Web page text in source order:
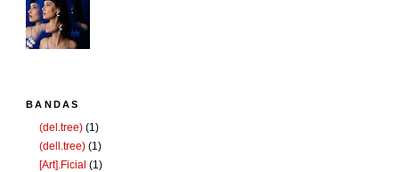
BANDAS
(del.tree) (1)
(dell.tree) (1)
[Art].Ficial (1)